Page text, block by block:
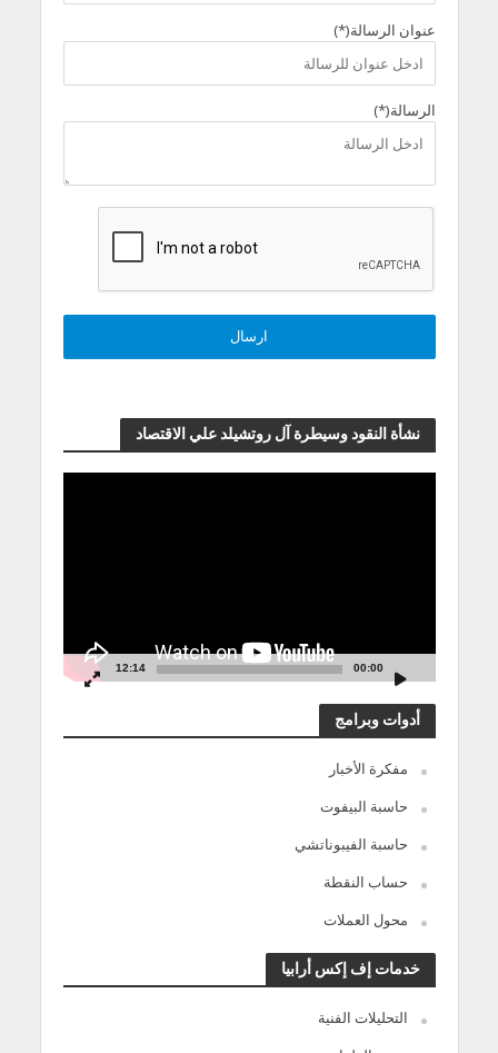
عنوان الرسالة(*)
الرسالة(*)
نشأة النقود وسيطرة آل روتشيلد علي الاقتصاد
00:00
12:14
أدوات وبرامج
مفكرة الأخبار
حاسبة البيفوت
حاسبة الفيبوناتشي
حساب النقطة
محول العملات
خدمات إف إكس أرابيا
التحليلات الفنية